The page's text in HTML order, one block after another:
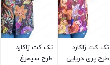
تک کت ژاکارد
طرح پری دریایی
تک کت ژاکارد
طرح سیمرغ